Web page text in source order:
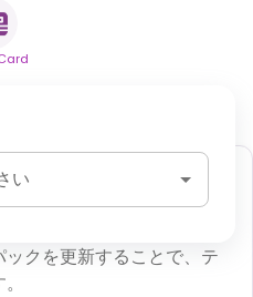
い
ーは衛星テレビプロバイ
クを更新することで、テ